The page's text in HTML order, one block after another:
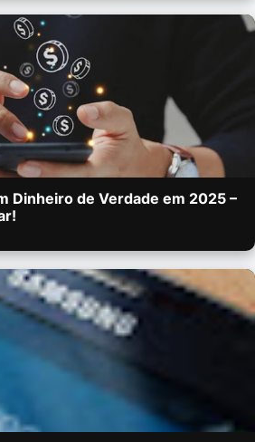
Dinheiro de Verdade em 2025 –